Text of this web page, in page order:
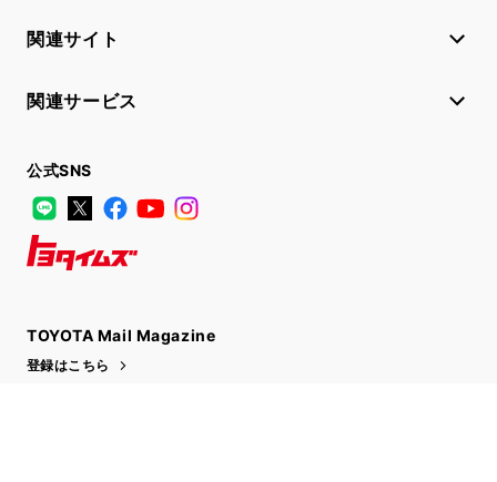
関連サイト
関連サービス
公式SNS
LINE
X FacebookYouTube
TOYOTA Mail Magazine
登録はこちら